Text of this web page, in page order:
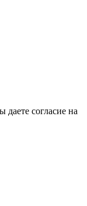
даете согласие на